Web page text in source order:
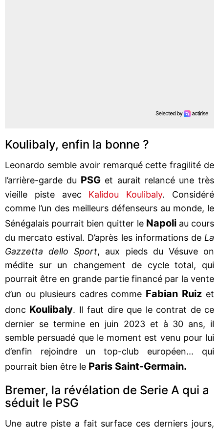
Koulibaly, enfin la bonne ?
Leonardo semble avoir remarqué cette fragilité de
l’arrière-garde du PSG et aurait relancé une très
vieille piste avec Kalidou Koulibaly. Considéré
comme l’un des meilleurs défenseurs au monde, le
Sénégalais pourrait bien quitter le Napoliau cours
du mercato estival. D’après les informations de La
Gazzetta dello Sport, aux pieds du Vésuve on
médite sur un changement de cycle total, qui
pourrait être en grande partie financé par la vente
d’un ou plusieurs cadres comme Fabian Ruiz et
donc Koulibaly. Il faut dire que le contrat de ce
dernier se termine en juin 2023 et à 30 ans, il
semble persuadé que le moment est venu pour lui
d’enfin rejoindre un top-club européen... qui
pourrait bien être le Paris Saint-Germain.
Bremer, la révélation de Serie A qui a
séduit le PSG
Une autre piste a fait surface ces derniers jours,